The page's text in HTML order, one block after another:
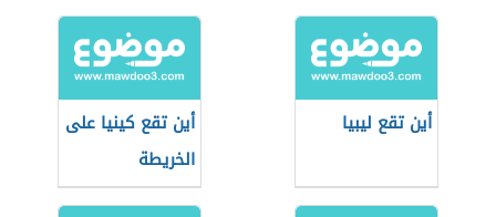
أين تقع ليبيا
أين تقع كينيا على
الخريطة